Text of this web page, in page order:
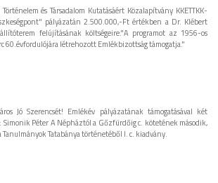
és Társadalom Kutatásáért Közalapítvány KKETTKK-
pályázatán 2.500.000,-Ft értékben a Dr. Klébert
felújításának költségeire."A programot az 1956-os
60.évfordulójára létrehozott Emlékbizottság támogatja."
Jó Szerencsét! Emlékév pályázatának támogatásával két
Simonik Péter A Népháztól a Gőzfürdőig c. kötetének második,
Tatabánya történetéből I. c. kiadvány.